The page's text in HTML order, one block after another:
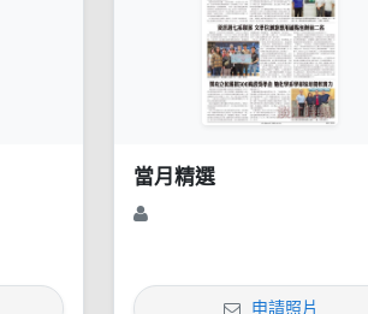
當月精選
申請照片